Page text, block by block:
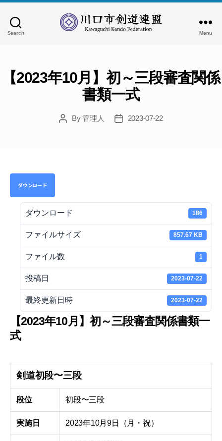
Search
剣
道
連
Menu
【2023年10月】初～三段審査関係
書類一式
PostBy管理人
Post2023-07-22
ダウンロード
ダウンロード 186
ファイルサイズ 857.67 KB
ファイル数 1
投稿日 2023-07-22
最終更新日時 2023-07-22
【2023年10月】初～三段審査関係書類一
式
剣道初段〜三段
段位 初段〜三段
実施日 2023年10月9日（月・祝）